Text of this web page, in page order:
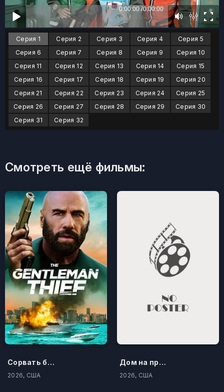
Серия 1 Серия 2 Серия 3 Серия 4
Серия 5
Серия 6
Серия 7 Серия 8 Серия 9
Серия 10
Серия 11
Серия 12 Серия 13 Серия 14
Серия 15
Серия 16
Серия 17 Серия 18 Серия 19
Серия 20
Серия 21
Серия 22 Серия 23 Серия 24
Серия 25
Серия 26
Серия 27 Серия 28 Серия 29
Серия 30
Серия 31
Серия 32
Смотреть ещё фильмы:
Сорвать банк 3: Вор-джентльмен
2026, США
Дом на проклятом холме
2026, США